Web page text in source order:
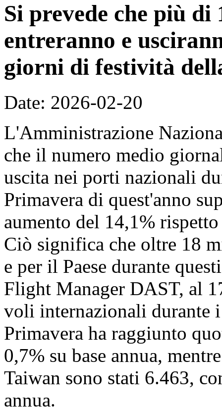
Si prevede che più
entreranno e
giorni di festività
Date: 2026-02-20
L'Amministrazione
che il numero medio
uscita nei porti nazionali
Primavera di quest'anno
aumento del 14,1%
Ciò significa che oltre 18
e per il Paese durante
Flight Manager DAST, al
voli internazionali durante
Primavera ha raggiunto
0,7% su base annua,
Taiwan sono stati 6.463,
annua.